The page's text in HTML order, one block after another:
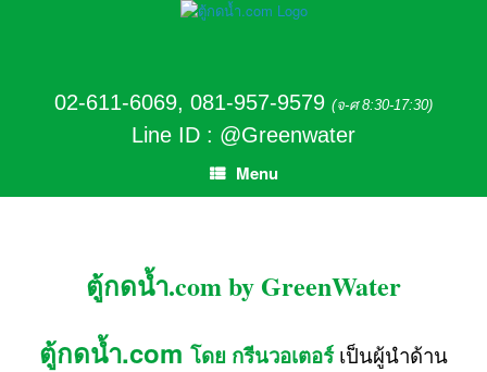
02-611-6069, 081-957-9579 (จ-ศ 8:30-17:30)
Line ID : @Greenwater
Menu
ตู้กดน้ำ.com by GreenWater
ตู้กดน้ำ.com โดย กรีนวอเตอร์เป็นผู้นำด้าน